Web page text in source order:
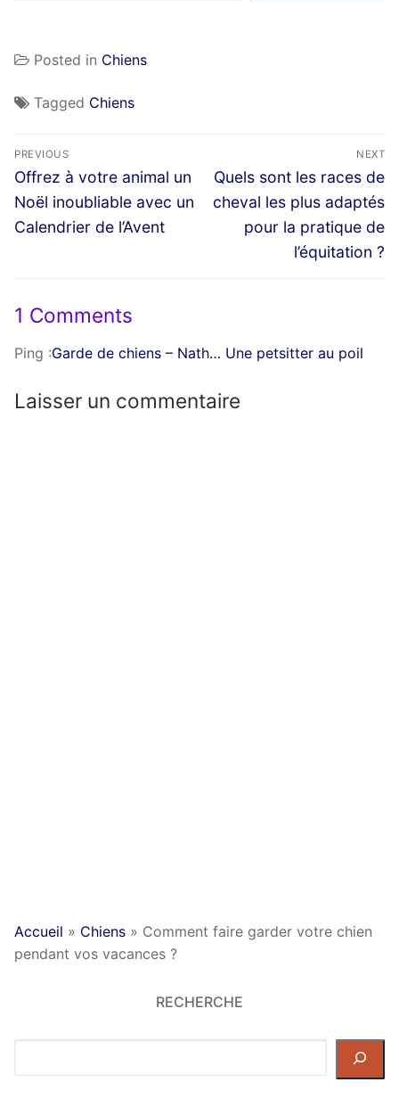
Posted in Chiens
Tagged Chiens
Navigation
de
l’article
PREVIOUS
Previous
post:
Offrez à votre animal un
Noël inoubliable avec un
Calendrier de l’Avent
NEXT
Next
post:
Quels sont les races de
cheval les plus adaptés
pour la pratique de
l’équitation ?
1 Comments
Ping :Garde de chiens – Nath… Une petsitter au poil
Laisser un commentaire
Accueil » Chiens » Comment faire garder votre chien
pendant vos vacances ?
RECHERCHE
dans